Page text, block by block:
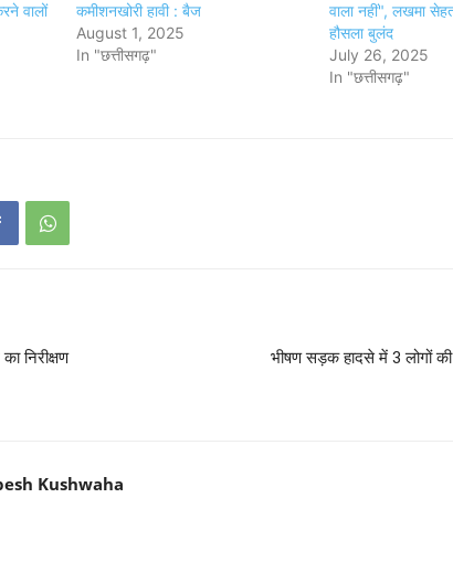
वालों
कमीशनखोरी हावी : बैज
August 1, 2025
In "छत्तीसगढ़"
वाला नहीं", लखमा
हौसला बुलंद
July 26, 2025
In "छत्तीसगढ़"
निरीक्षण
भीषण सड़क हादसे में 3 लोगों
Kushwaha